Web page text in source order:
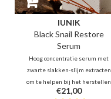
IUNIK
Black Snail Restore
Serum
Hoog concentratie serum met
zwarte slakken-slijm extracten
om te helpen bij het herstellen
van een gladder en soepeler
€21,00